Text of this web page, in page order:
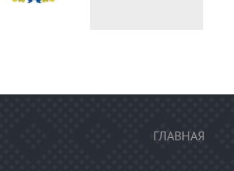
ГЛАВНАЯ